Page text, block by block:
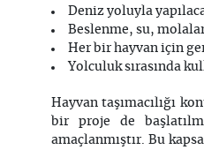
Deniz yoluyla
Beslenme, su,
Her bir hayvan için
Yolculuk sırasında
Hayvan taşımacılığı
bir proje de
amaçlanmıştır. Bu